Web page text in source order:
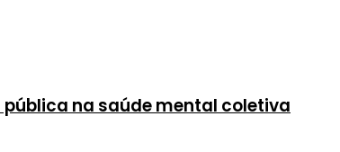
na saúde mental coletiva